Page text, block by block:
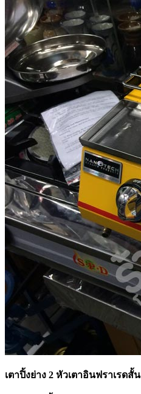
เตาปิ้งย่าง 2 หัวเตาอินฟราเรดสั้น